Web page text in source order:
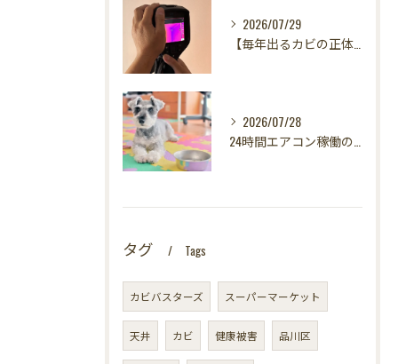
2026/07/29
2026/07/28
タグ Tags
カビバスターズ スーパーマーケット
天井 カビ 健康被害 品川区